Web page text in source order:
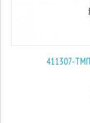
411307-